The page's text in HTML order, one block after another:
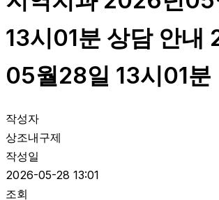
13시01분 상담 안내
05월28일 13시01분
작성자
상조내구제
작성일
2026-05-28 13:01
조회